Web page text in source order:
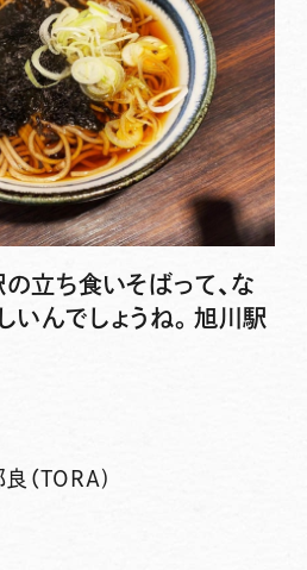
の立ち食いそばって、な
いんでしょうね。旭川駅
良（TORA)